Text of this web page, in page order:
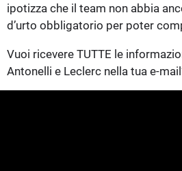
ipotizza che il team non abbia
d’urto obbligatorio per poter
Vuoi ricevere TUTTE le
Antonelli e Leclerc nella tua e-